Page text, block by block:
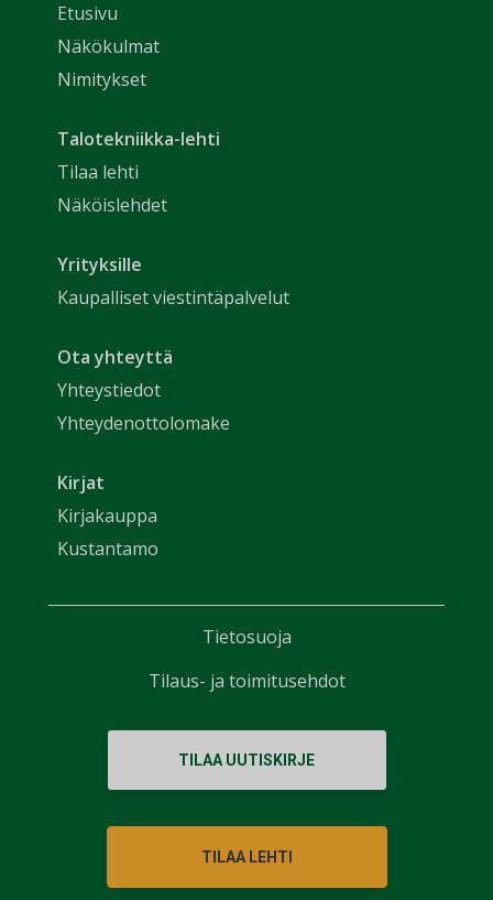
Etusivu
Näkökulmat
Nimitykset
Talotekniikka-lehti
Tilaa lehti
Näköislehdet
Yrityksille
Kaupalliset viestintäpalvelut
Ota yhteyttä
Yhteystiedot
Yhteydenottolomake
Kirjat
Kirjakauppa
Kustantamo
TILAA UUTISKIRJE
TILAA LEHTI
Tietosuoja
Tilaus- ja toimitusehdot